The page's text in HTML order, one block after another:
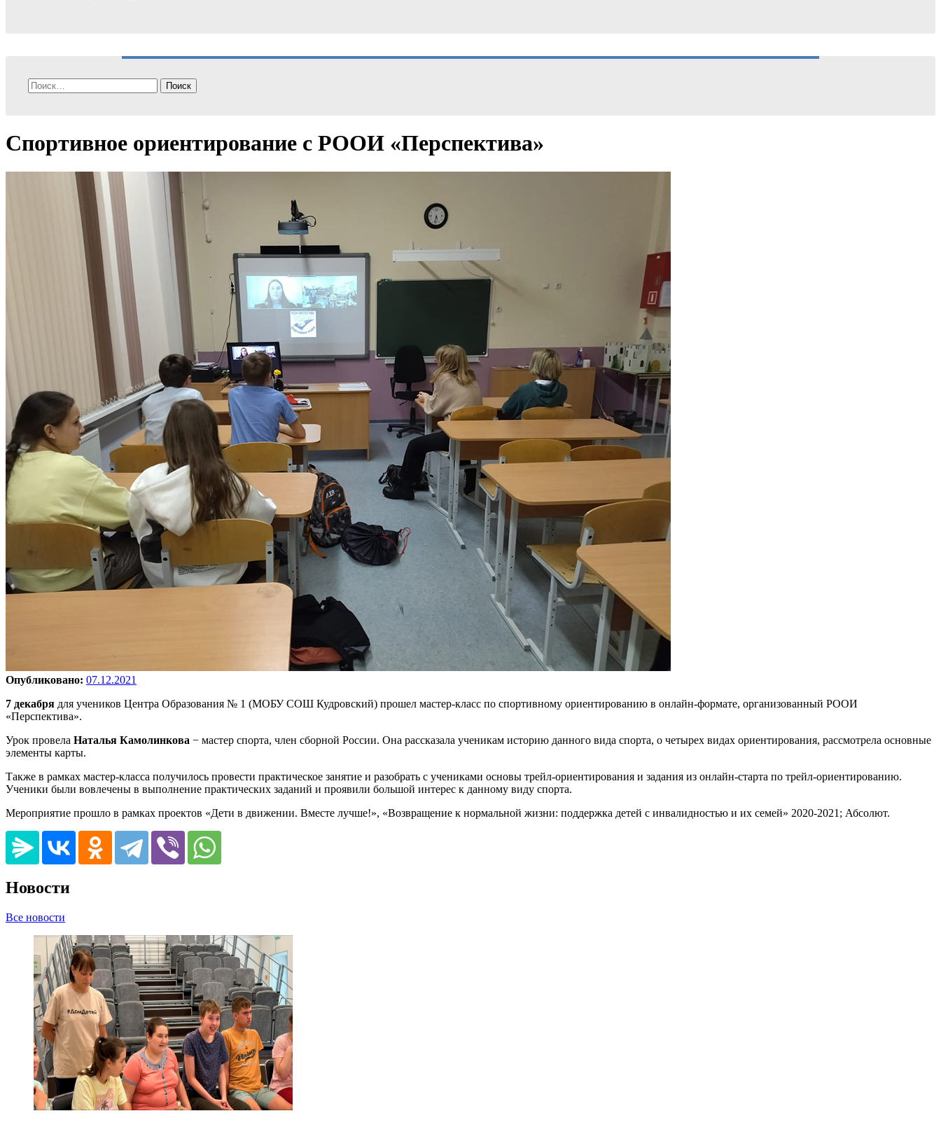
Найти:
Спортивное ориентирование с РООИ «Перспектива»
Опубликовано: 07.12.2021
7 декабря для учеников Центра Образования № 1 (МОБУ СОШ Кудровский) прошел мастер-класс по спортивному ориентированию в онлайн-формате, организованный РООИ
«Перспектива».
Урок провела Наталья Камолинкова − мастер спорта, член сборной России. Она рассказала ученикам историю данного вида спорта, о четырех видах ориентирования, рассмотрела основные
элементы карты.
Также в рамках мастер-класса получилось провести практическое занятие и разобрать с учениками основы трейл-ориентирования и задания из онлайн-старта по трейл-ориентированию.
Ученики были вовлечены в выполнение практических заданий и проявили большой интерес к данному виду спорта.
Мероприятие прошло в рамках проектов «Дети в движении. Вместе лучше!», «Возвращение к нормальной жизни: поддержка детей с инвалидностью и их семей» 2020-2021; Абсолют.
Новости
Все новости